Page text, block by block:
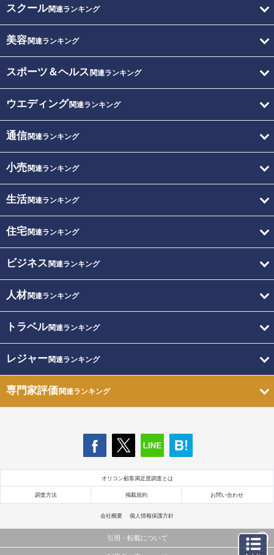
スクール関連ランキング
美容関連ランキング
スポーツ＆ヘルス 関連ランキング
ウエディング関連ランキング
通信関連ランキング
小売関連ランキング
生活関連ランキング
住宅関連ランキング
ビジネス 関連ランキング
人材関連ランキング
トラベル関連ランキング
レジャー関連ランキング
専門家評価関連ランキング
オリコン顧客満足度調査とは
調査方法 掲載規約 お問い合わせ
会社概要 個人情報保護方針
引用・転載について